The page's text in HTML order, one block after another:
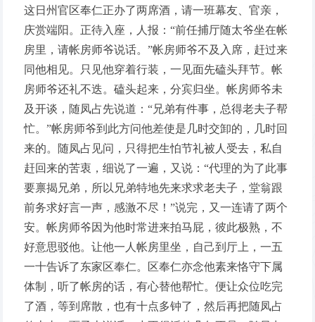
这日州官区奉仁正办了两席酒，请一班幕友、官亲，
庆赏端阳。正待入座，人报：“前任捕厅随太爷坐在帐
房里，请帐房师爷说话。”帐房师爷不及入席，赶过来
同他相见。只见他穿着行装，一见面先磕头拜节。帐
房师爷还礼不迭。磕头起来，分宾归坐。帐房师爷未
及开谈，随凤占先说道：“兄弟有件事，总得老夫子帮
忙。”帐房师爷到此方问他差使是几时交卸的，几时回
来的。随凤占见问，只得把生怕节礼被人受去，私自
赶回来的苦衷，细说了一遍，又说：“代理的为了此事
要禀揭兄弟，所以兄弟特地先来求求老夫子，堂翁跟
前务求好言一声，感激不尽！”说完，又一连请了两个
安。帐房师爷因为他时常进来拍马屁，彼此极熟，不
好意思驳他。让他一人帐房里坐，自己到厅上，一五
一十告诉了东家区奉仁。区奉仁亦念他素来恪守下属
体制，听了帐房的话，有心替他帮忙。便让众位吃完
了酒，等到席散，也有十点多钟了，然后再把随凤占